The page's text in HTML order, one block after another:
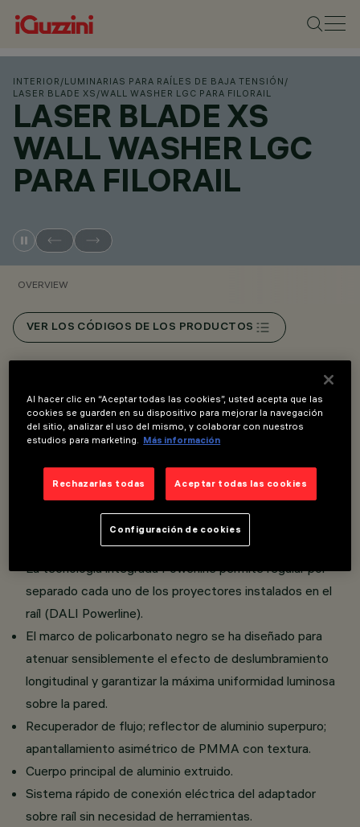
INTERIOR /LUMINARIAS PARA RAÍLES DE BAJA TENSIÓN /
LASER BLADE XS /WALL WASHER LGC PARA FILORAIL
LASER BLADE XS
WALL WASHER LGC
PARA FILORAIL
OVERVIEW
VER LOS CÓDIGOS DE LOS PRODUCTOS
Luminaria miniaturizada lineal empotrable para lámparas
con adaptador para la instalación en raíl LV Filorail.
El sistema óptico patentado asegura una emisión
homogénea y eficaz en la pared y evita zonas de sombra
cerca del techo.
La tecnología integrada Powerline permite regular por
separado cada uno de los proyectores instalados en el
raíl (DALI Powerline).
El marco de policarbonato negro se ha diseñado para
atenuar sensiblemente el efecto de deslumbramiento
longitudinal y garantizar la máxima uniformidad luminosa
sobre la pared.
Recuperador de flujo; reflector de aluminio superpuro;
apantallamiento asimétrico de PMMA con textura.
Cuerpo principal de aluminio extruido.
Sistema rápido de conexión eléctrica del adaptador
sobre raíl sin necesidad de herramientas.
Al hacer clic en “Aceptar todas las cookies”, usted acepta que las
cookies se guarden en su dispositivo para mejorar la navegación
del sitio, analizar el uso del mismo, y colaborar con nuestros
estudios para marketing. Más información
Rechazarlas todas Aceptar todas las cookies
Configuración de cookies